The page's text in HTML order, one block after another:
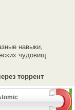
навыки,
чудовищ
торрент